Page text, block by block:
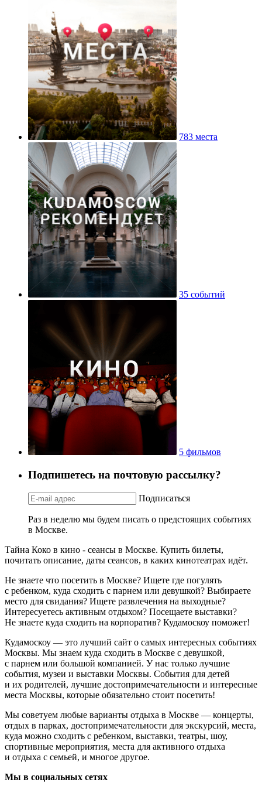
783 места
35 событий
5 фильмов
Подпишетесь на почтовую рассылку?
Подписаться
Раз в неделю мы будем писать о предстоящих событиях
в Москве.
Тайна Коко в кино - сеансы в Москве. Купить билеты,
почитать описание, даты сеансов, в каких кинотеатрах идёт.
Не знаете что посетить в Москве? Ищете где погулять
с ребенком, куда сходить с парнем или девушкой? Выбираете
место для свидания? Ищете развлечения на выходные?
Интересуетесь активным отдыхом? Посещаете выставки?
Не знаете куда сходить на корпоратив? Кудамоскоу поможет!
Кудамоскоу — это лучший сайт о самых интересных событиях
Москвы. Мы знаем куда сходить в Москве с девушкой,
с парнем или большой компанией. У нас только лучшие
события, музеи и выставки Москвы. События для детей
и их родителей, лучшие достопримечательности и интересные
места Москвы, которые обязательно стоит посетить!
Мы советуем любые варианты отдыха в Москве — концерты,
отдых в парках, достопримечательности для экскурсий, места,
куда можно сходить с ребенком, выставки, театры, шоу,
спортивные мероприятия, места для активного отдыха
и отдыха с семьей, и многое другое.
Мы в социальных сетях